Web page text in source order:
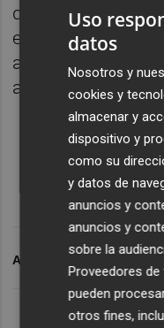
que Compromís
en solicitar dicha
alternativa
acabado por
ARCHIVADO EN
Uso
datos
Nosotros y
cookies y
almacenar y
dispositivo y
como su
y datos de
anuncios y
anuncios y
sobre la
Proveedores
pueden
otros fines,